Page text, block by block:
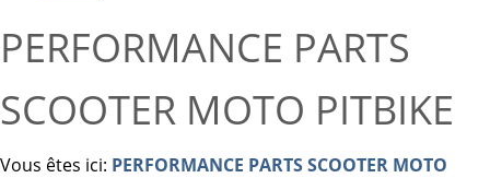
PERFORMANCE PARTS
SCOOTER MOTO PITBIKE
Vous êtes ici: PERFORMANCE PARTS SCOOTER MOTO